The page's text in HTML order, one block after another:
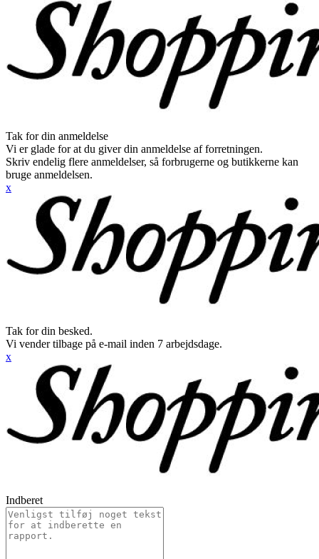
Tak for din anmeldelse
Vi er glade for at du giver din anmeldelse af forretningen.
Skriv endelig flere anmeldelser, så forbrugerne og butikkerne kan
bruge anmeldelsen.
x
Tak for din besked.
Vi vender tilbage på e-mail inden 7 arbejdsdage.
x
Indberet